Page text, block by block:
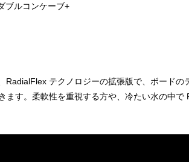
ブルコンケーブ+
RadialFlex テクノロジーの拡張版で、ボード
ます。柔軟性を重視する方や、冷たい水の中